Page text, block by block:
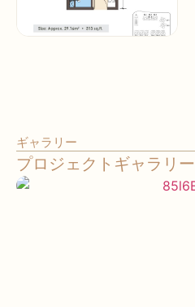
ギャラリー
プロジェクトギャラリー